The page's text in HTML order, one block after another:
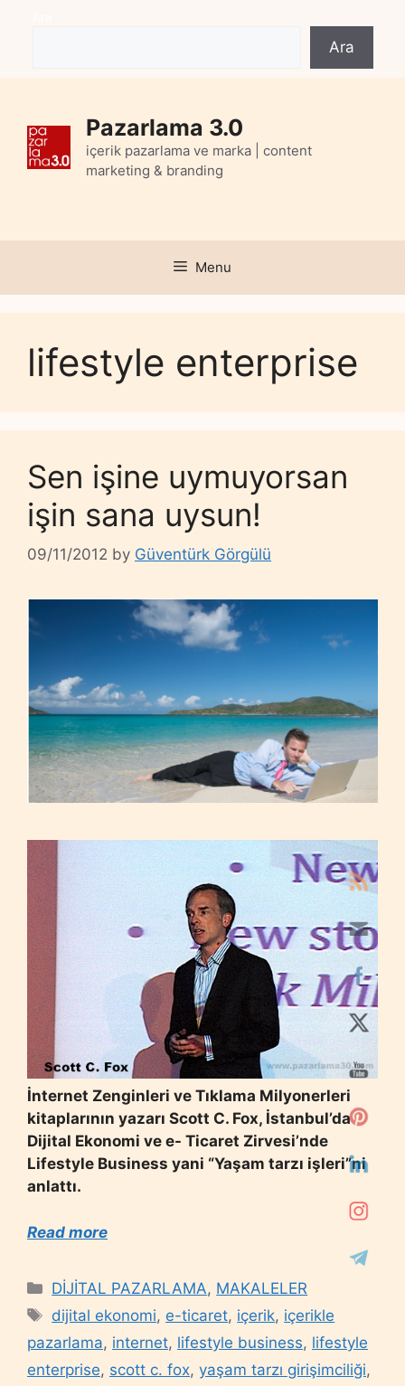
Ara
Pazarlama 3.0
içerik pazarlama ve marka | content
marketing & branding
Menu
lifestyle enterprise
Sen işine uymuyorsan
işin sana uysun!
09/11/2012 by Güventürk Görgülü
İnternet Zenginleri ve Tıklama Milyonerleri
kitaplarının yazarı Scott C. Fox, İstanbul’da
Dijital Ekonomi ve e- Ticaret Zirvesi’nde
Lifestyle Business yani “Yaşam tarzı işleri”ni
anlattı.
Read more
Categories
DİJİTAL PAZARLAMA, MAKALELER
Tags
dijital ekonomi, e-ticaret, içerik, içerikle
pazarlama, internet, lifestyle business, lifestyle
enterprise, scott c. fox, yaşam tarzı girişimciliği,